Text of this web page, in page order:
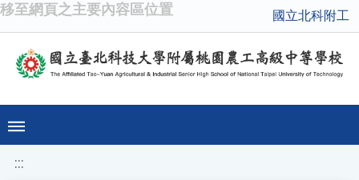
移至網頁之主要內容區位置 國立北科附工
:::